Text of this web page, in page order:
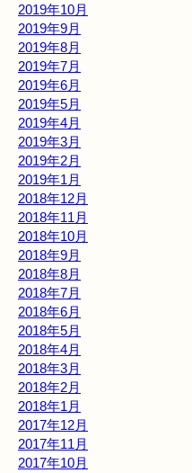
2019年10月
2019年9月
2019年8月
2019年7月
2019年6月
2019年5月
2019年4月
2019年3月
2019年2月
2019年1月
2018年12月
2018年11月
2018年10月
2018年9月
2018年8月
2018年7月
2018年6月
2018年5月
2018年4月
2018年3月
2018年2月
2018年1月
2017年12月
2017年11月
2017年10月